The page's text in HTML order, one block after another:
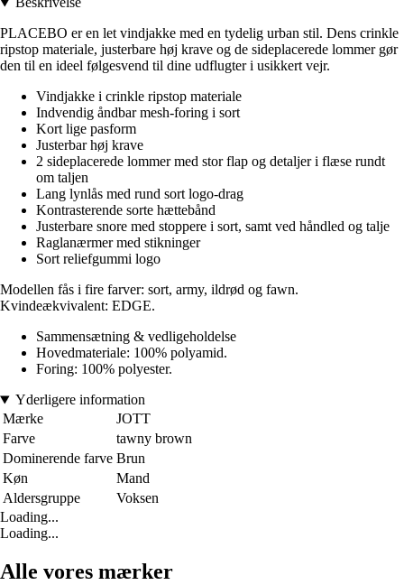
PLACEBO er en let vindjakke med en tydelig urban stil. Dens crinkle
ripstop materiale, justerbare høj krave og de sideplacerede lommer gør
den til en ideel følgesvend til dine udflugter i usikkert vejr.
Vindjakke i crinkle ripstop materiale
Indvendig åndbar mesh-foring i sort
Kort lige pasform
Justerbar høj krave
2 sideplacerede lommer med stor flap og detaljer i flæse rundt
om taljen
Lang lynlås med rund sort logo-drag
Kontrasterende sorte hættebånd
Justerbare snore med stoppere i sort, samt ved håndled og talje
Raglanærmer med stikninger
Sort reliefgummi logo
Modellen fås i fire farver: sort, army, ildrød og fawn.
Kvindeækvivalent: EDGE.
Sammensætning & vedligeholdelse
Hovedmateriale: 100% polyamid.
Foring: 100% polyester.
Yderligere information
Mærke
JOTT
Farve
tawny brown
Dominerende farve Brun
Køn
Mand
Aldersgruppe
Voksen
Loading...
Loading...
Alle vores mærker